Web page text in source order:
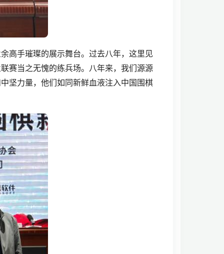
高手璀璨的展示舞台。过去八年，这里见
赛当之无愧的练兵场。八年来，我们源源
坚力量，他们如同新鲜血液注入中国围棋